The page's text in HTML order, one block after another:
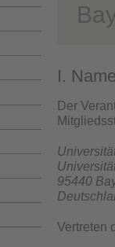
I.
Der
95440
Vertreten